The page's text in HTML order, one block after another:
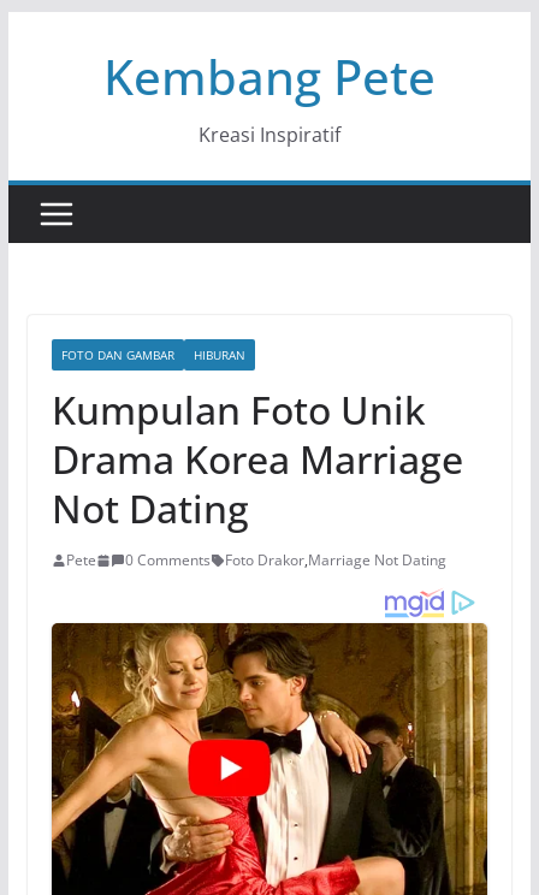
Kembang Pete
Kreasi Inspiratif
FOTO DAN GAMBAR HIBURAN
Kumpulan Foto Unik
Drama Korea Marriage
Not Dating
Pete 0 Comments Foto Drakor,Marriage Not Dating